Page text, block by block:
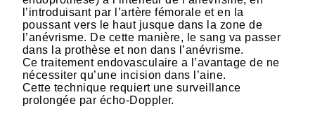
l’introduisant par l’artère fémorale et en la
poussant vers le haut jusque dans la zone de
l’anévrisme. De cette manière, le sang va passer
dans la prothèse et non dans l’anévrisme.
Ce traitement endovasculaire a l’avantage de ne
nécessiter qu’une incision dans l’aine.
Cette technique requiert une surveillance
prolongée par écho-Doppler.